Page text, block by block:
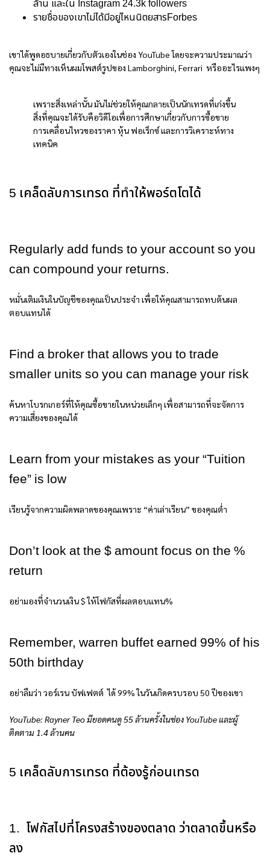
ล้าน และใน Instagram 24.3k followers
รายชื่อของเขาไม่ได้มีอยู่ไหนนิตยสารForbes
เขาได้พูดอธบายเกี่ยวกับตัวเองในช่อง YouTube โดยจะความประมาณว่า
คุณจะไม่มีทางเห็นผมโพสต์รูปของ Lamborghini, Ferrari หรืออะไรแพงๆ
เพราะสิ่งเหล่านั้น มันไม่ช่วยให้คุณกลายเป็นนักเทรดที่เก่งขึ้น
สิ่งที่คุณจะได้รับคือวิดีโอเพื่อการศึกษาเกี่ยวกับการซื้อขาย
การเคลื่อนไหวของราคา หุ้น ฟอเร็กซ์ และการวิเคราะห์ทาง
เทคนิค
5 เคล็ดลับการเทรด ที่ทำให้พอร์ตโตได้
Regularly add funds to your account so you
can compound your returns.
หมั่นเติมเงินในบัญชีของคุณเป็นประจำ เพื่อให้คุณสามารถทบต้นผล
ตอบแทนได้
Find a broker that allows you to trade
smaller units so you can manage your risk
ค้นหาโบรกเกอร์ที่ให้คุณซื้อขายในหน่วยเล็กๆ เพื่อสามารถที่จะจัดการ
ความเสี่ยงของคุณได้
Learn from your mistakes as your “Tuition
fee” is low
เรียนรู้จากความผิดพลาดของคุณเพราะ “ค่าเล่าเรียน” ของคุณต่ำ
Don’t look at the $ amount focus on the %
return
อย่ามองที่จำนวนเงิน $ ให้โฟกัสที่ผลตอบแทน%
Remember, warren buffet earned 99% of his
50th birthday
อย่าลืมว่า วอร์เรน บัฟเฟตต์ ได้ 99% ในวันเกิดครบรอบ 50 ปีของเขา
YouTube: Rayner Teo มียอดคนดู 55 ล้านครั้งในช่อง YouTube และผู้
ติดตาม 1.4 ล้านคน
5 เคล็ดลับการเทรด ที่ต้องรู้ก่อนเทรด
1. โฟกัสไปที่โครงสร้างของตลาด ว่าตลาดขึ้นหรือ
ลง